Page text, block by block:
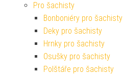
Pro šachisty
Bonboniéry pro šachisty
Deky pro šachisty
Hrnky pro šachisty
Osušky pro šachisty
Polštáře pro šachisty